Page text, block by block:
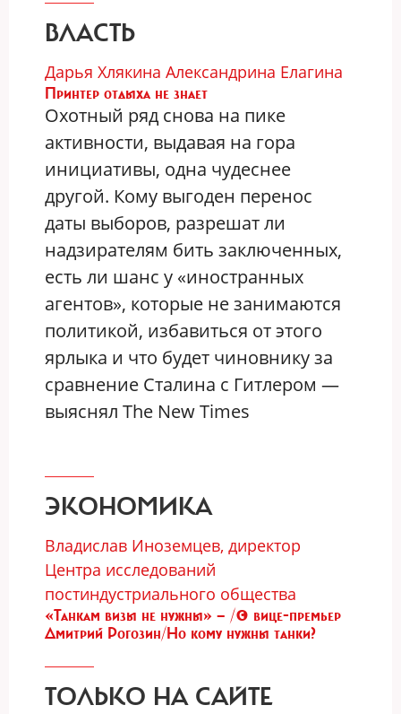
ВЛАСТЬ
Дарья Хлякина Александрина Елагина
Принтер отдыха не знает
Охотный ряд снова на пике
активности, выдавая на гора
инициативы, одна чудеснее
другой. Кому выгоден перенос
даты выборов, разрешат ли
надзирателям бить заключенных,
есть ли шанс у «иностранных
агентов», которые не занимаются
политикой, избавиться от этого
ярлыка и что будет чиновнику за
сравнение Сталина с Гитлером —
выяснял The New Times
ЭКОНОМИКА
Владислав Иноземцев, директор
Центра исследований
постиндустриального общества
«Танкам визы не нужны» — /© вице-премьер
Дмитрий Рогозин/Но кому нужны танки?
ТОЛЬКО НА САЙТЕ